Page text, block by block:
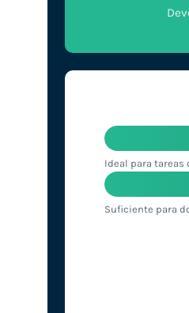
Ideal para tareas
Suficiente para